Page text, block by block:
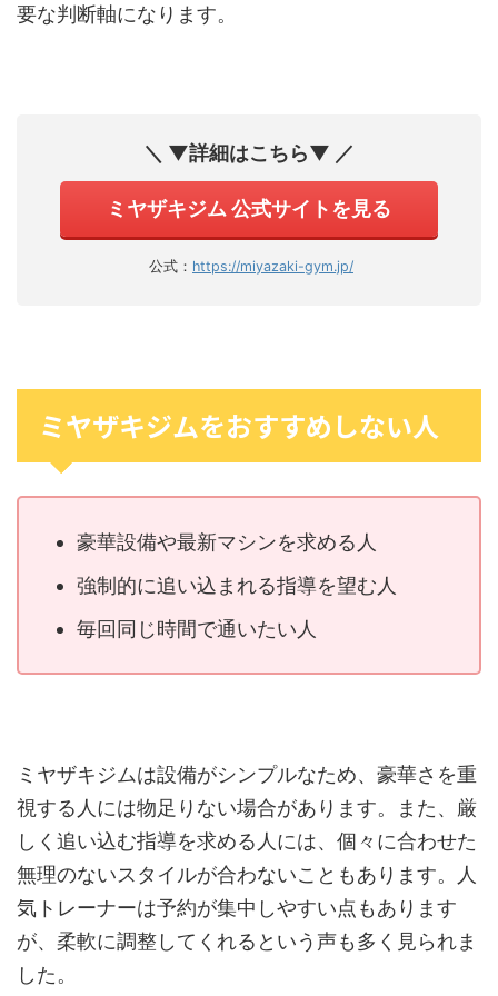
要な判断軸になります。
＼ ▼詳細はこちら▼ ／
ミヤザキジム 公式サイトを見る
公式： https://miyazaki-gym.jp/
ミヤザキジムをおすすめしない人
豪華設備や最新マシンを求める人
強制的に追い込まれる指導を望む人
毎回同じ時間で通いたい人
ミヤザキジムは設備がシンプルなため、豪華さを重
視する人には物足りない場合があります。また、厳
しく追い込む指導を求める人には、個々に合わせた
無理のないスタイルが合わないこともあります。人
気トレーナーは予約が集中しやすい点もあります
が、柔軟に調整してくれるという声も多く見られま
した。